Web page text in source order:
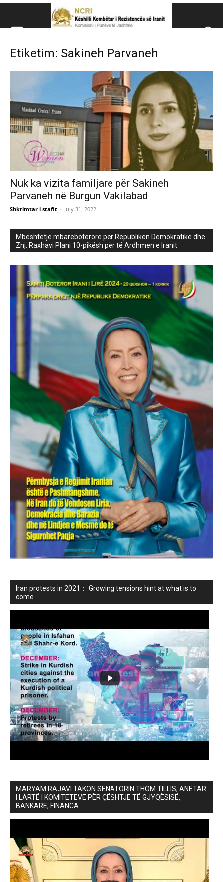
Këshillit Kombëtar të
Këshillit Kombëtar të Rezistencës së Iranit (NCRI)
Etiketim: Sakineh Parvaneh
Nuk ka vizita familjare për Sakineh
Parvaneh në Burgun Vakilabad
Shkrimtar i stafit - July 31, 2022
Mbështetje mbarëbotërore për Republikën Demokratike dhe
Znj. Raxhavi Plani 10-pikësh për të Ardhmen e Iranit
Iran protests in 2021： Growing tensions hint at what is to
come
MARYAM RAJAVI TAKON SENATORIN THOM TILLIS, ANËTAR
I LARTË I KOMITETEVE PËR ÇËSHTJE TË GJYQËSISË,
BANKARË, FINANCA